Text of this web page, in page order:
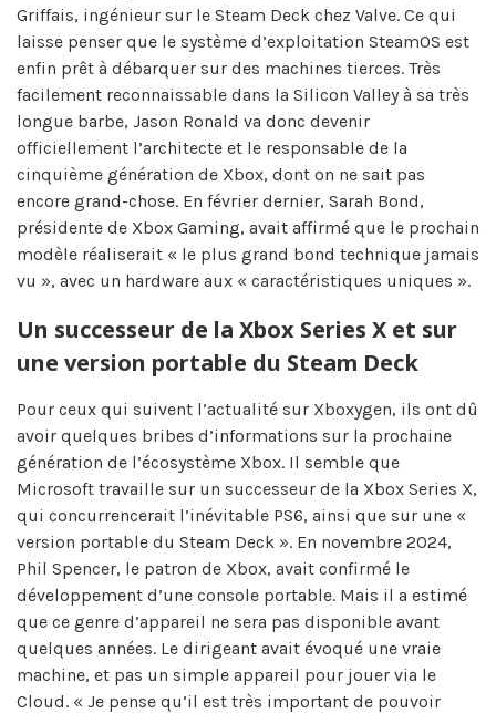
Griffais, ingénieur sur le Steam Deck chez Valve. Ce qui
laisse penser que le système d’exploitation SteamOS est
enfin prêt à débarquer sur des machines tierces. Très
facilement reconnaissable dans la Silicon Valley à sa très
longue barbe, Jason Ronald va donc devenir
officiellement l’architecte et le responsable de la
cinquième génération de Xbox, dont on ne sait pas
encore grand-chose. En février dernier, Sarah Bond,
présidente de Xbox Gaming, avait affirmé que le prochain
modèle réaliserait « le plus grand bond technique jamais
vu », avec un hardware aux « caractéristiques uniques ».
Un successeur de la Xbox Series X et sur
une version portable du Steam Deck
Pour ceux qui suivent l’actualité sur Xboxygen, ils ont dû
avoir quelques bribes d’informations sur la prochaine
génération de l’écosystème Xbox. Il semble que
Microsoft travaille sur un successeur de la Xbox Series X,
qui concurrencerait l’inévitable PS6, ainsi que sur une «
version portable du Steam Deck ». En novembre 2024,
Phil Spencer, le patron de Xbox, avait confirmé le
développement d’une console portable. Mais il a estimé
que ce genre d’appareil ne sera pas disponible avant
quelques années. Le dirigeant avait évoqué une vraie
machine, et pas un simple appareil pour jouer via le
Cloud. « Je pense qu’il est très important de pouvoir